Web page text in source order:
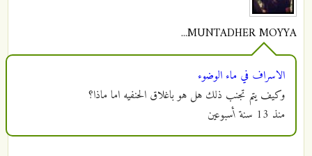
MUNTADHER MOYYA...
الاسراف في ماء الوضوء
وكيف يتم تجنب ذلك هل هو باغلاق الحنفيه اما ماذا؟
منذ 13 سنة أسبوعين